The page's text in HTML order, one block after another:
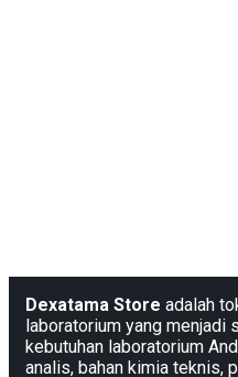
Dexatama Store adalah
laboratorium yang menjadi
kebutuhan laboratorium
analis, bahan kimia teknis,